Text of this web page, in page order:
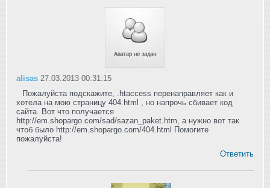
alisas 27.03.2013 00:31:15
Пожалуйста подскажите, .htaccess перенаправляет как и
хотела на мою страницу 404.html , но напрочь сбивает код
сайта. Вот что получается
http://em.shopargo.com/sad/sazan_paket.htm, а нужно вот так
чтоб было http://em.shopargo.com/404.html Помогите
пожалуйста!
Ответить